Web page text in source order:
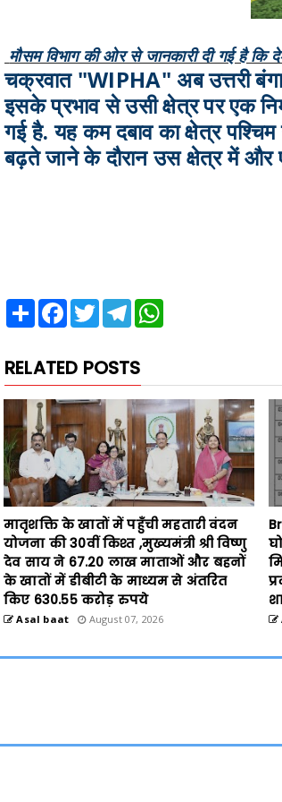
मौसम विभाग की ओर से जानकारी दी गई है
चक्रवात "WIPHA" अब उत्तरी
इसके प्रभाव से उसी क्षेत्र पर एक
गई है. यह कम दबाव का क्षेत्र
बढ़ते जाने के दौरान उस क्षेत्र में
Share Facebook
Twitter Telegram
RELATED POSTS
मातृशक्ति के खातों में पहुँची महतारी वंदन
योजना की 30वीं किश्त ,मुख्यमंत्री श्री विष्णु
देव साय ने 67.20 लाख माताओं और बहनों
के खातों में डीबीटी के माध्यम से अंतरित
किए 630.55 करोड़ रुपये
Asal baat August 07, 2026